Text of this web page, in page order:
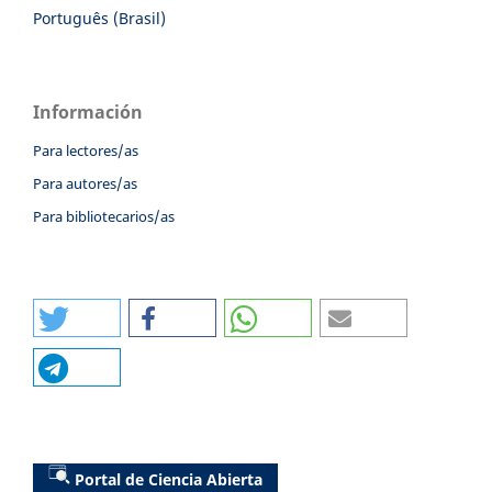
Português (Brasil)
Información
Para lectores/as
Para autores/as
Para bibliotecarios/as
Portal de Ciencia Abierta